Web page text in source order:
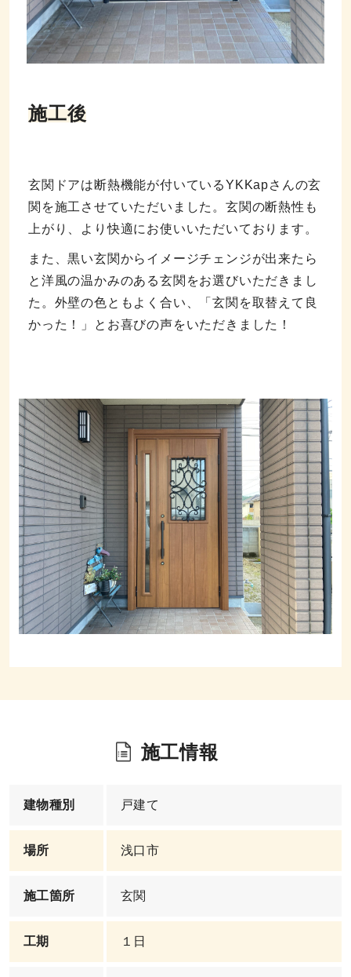
施工後
玄関ドアは断熱機能が付いているYKKapさんの玄
関を施工させていただいました。玄関の断熱性も
上がり、より快適にお使いいただいております。
また、黒い玄関からイメージチェンジが出来たら
と洋風の温かみのある玄関をお選びいただきまし
た。外壁の色ともよく合い、「玄関を取替えて良
かった！」とお喜びの声をいただきました！
施工情報
建物種別 戸建て
場所 浅口市
施工箇所 玄関
工期 １日